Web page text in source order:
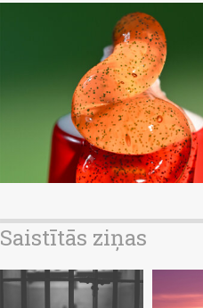
Saistītās ziņas